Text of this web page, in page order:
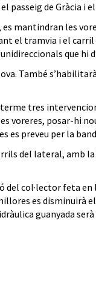
passeig de Gràcia i
es mantindran les
el tramvia i el carril
que hi
També
tres
voreres, posar-hi
preveu per la
del lateral, amb
col·lector feta
es disminuirà
guanyada serà